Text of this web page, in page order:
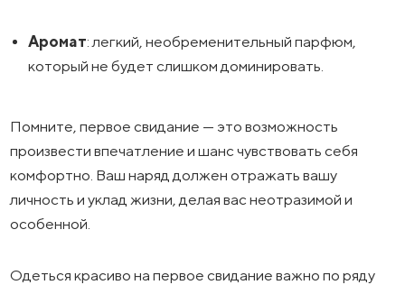
Аромат: легкий, необременительный парфюм,
который не будет слишком доминировать.
Помните, первое свидание — это возможность
произвести впечатление и шанс чувствовать себя
комфортно. Ваш наряд должен отражать вашу
личность и уклад жизни, делая вас неотразимой и
особенной.
Одеться красиво на первое свидание важно по ряду